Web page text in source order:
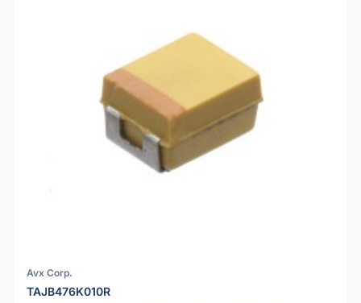
Avx Corp.
TAJB476K010R